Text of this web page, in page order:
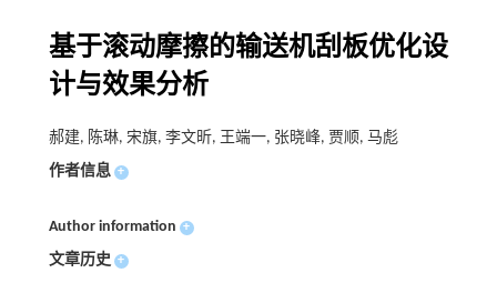
基于滚动摩擦的输送机刮板优化设
计与效果分析
郝建, 陈琳, 宋旗, 李文昕, 王端一, 张晓峰, 贾顺, 马彪
作者信息 +
Author information +
文章历史 +